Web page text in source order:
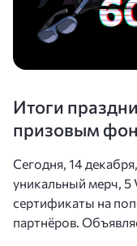
Итоги
призовым
Сегодня, 14
уникальный мерч, 5
сертификаты на
партнёров.